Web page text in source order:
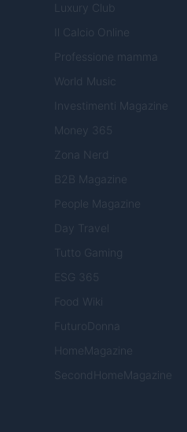
Luxury Club
Il Calcio Online
Professione mamma
World Music
Investimenti Magazine
Money 365
Zona Nerd
B2B Magazine
People Magazine
Day Travel
Tutto Gaming
ESG 365
Food Wiki
FuturoDonna
HomeMagazine
SecondHomeMagazine